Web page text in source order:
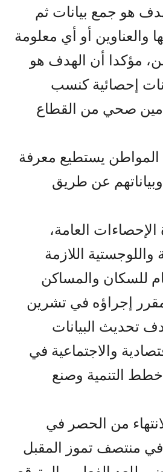
هو جمع بيانات ثم
والعناوين أو أي معلومة
مؤكدا أن الهدف هو
إحصائية كنسب
صحي من القطاع
يستطيع معرفة
عن طريق
العامة،
واللوجستية اللازمة
للسكان والمساكن
والمقرر إجراؤه في تشرين
تحديث البيانات
والاجتماعية في
خطط التنمية وصنع
من الحصر في
في منتصف تموز المقبل